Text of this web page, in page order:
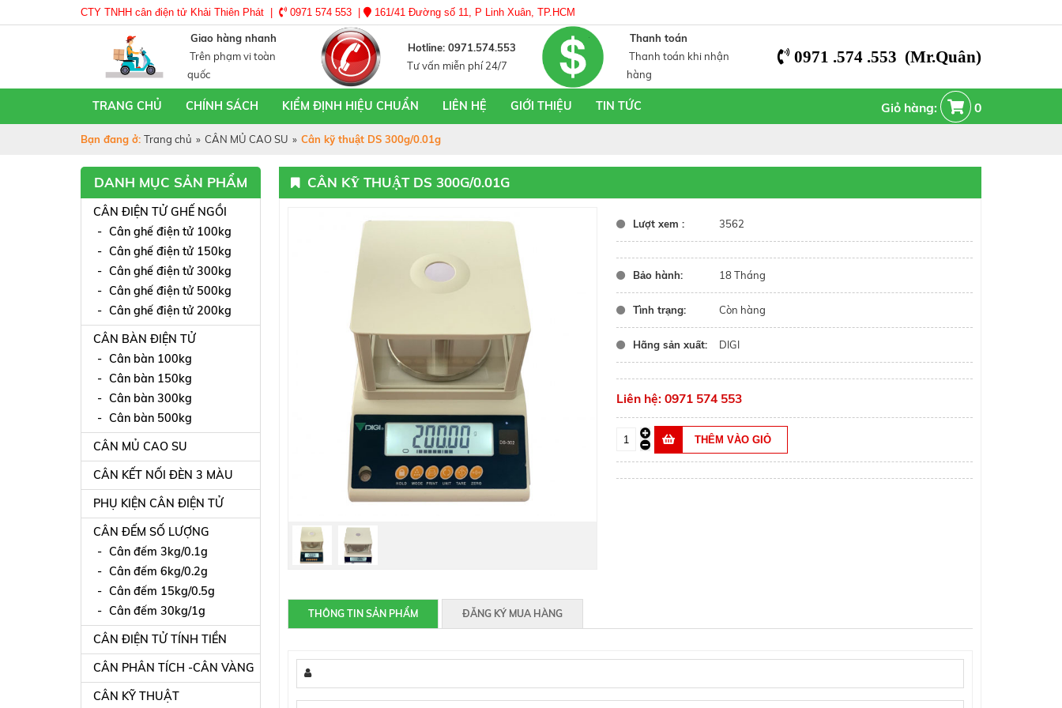
CTY TNHH cân điện tử Khải Thiên Phát | 0971 574 553 | 161/41 Đường số 11, P Linh Xuân, TP.HCM
Giao hàng nhanh
Trên phạm vi toàn
quốc
Hotline: 0971.574.553
Tư vấn miễn phí 24/7
Thanh toán
Thanh toán khi nhận
hàng
0971 .574 .553 (Mr.Quân)
TRANG CHỦ CHÍNH SÁCH KIỂM ĐỊNH HIỆU CHUẨN LIÊN HỆ GIỚI THIỆU TIN TỨC Giỏ hàng: 0
Bạn đang ở: Trang chủ » CÂN MỦ CAO SU » Cân kỹ thuật DS 300g/0.01g
DANH MỤC SẢN PHẨM
CÂN ĐIỆN TỬ GHẾ NGỒI
Cân ghế điện tử 100kg
Cân ghế điện tử 150kg
Cân ghế điện tử 300kg
Cân ghế điện tử 500kg
Cân ghế điện tử 200kg
CÂN BÀN ĐIỆN TỬ
Cân bàn 100kg
Cân bàn 150kg
Cân bàn 300kg
Cân bàn 500kg
CÂN MỦ CAO SU
CÂN KẾT NỐI ĐÈN 3 MÀU
PHỤ KIỆN CÂN ĐIỆN TỬ
CÂN ĐẾM SỐ LƯỢNG
Cân đếm 3kg/0.1g
Cân đếm 6kg/0.2g
Cân đếm 15kg/0.5g
Cân đếm 30kg/1g
CÂN ĐIỆN TỬ TÍNH TIỀN
CÂN PHÂN TÍCH -CÂN VÀNG
CÂN KỸ THUẬT
CÂN KỸ THUẬT DS 300G/0.01G
Lượt xem : 3562
Bảo hành: 18 Tháng
Tình trạng: Còn hàng
Hãng sản xuất: DIGI
Liên hệ: 0971 574 553
THÔNG TIN SẢN PHẨM ĐĂNG KÝ MUA HÀNG